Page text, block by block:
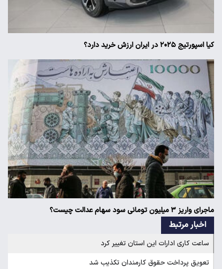
کیا اسپورتیج ۲۰۲۵ در ایران ارزش خرید دارد؟
ماجرای واریز ۳ میلیون تومانی سود سهام عدالت چیست؟
اخبار مرتبط
ساعت کاری ادارات این استان تغییر کرد
تعویق پرداخت حقوق کارمندان تکذیب شد